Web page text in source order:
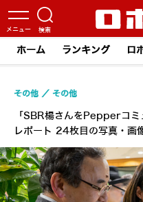
ホーム ランキング ロ
「SBR楊さんをPepperコミ
レポート 24枚目の写真・画
その他 その他